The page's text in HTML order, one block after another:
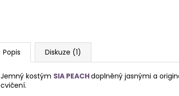
Popis Diskuze (1)
Jemný kostým SIA PEACHdoplněný jasnými a
cvičení.